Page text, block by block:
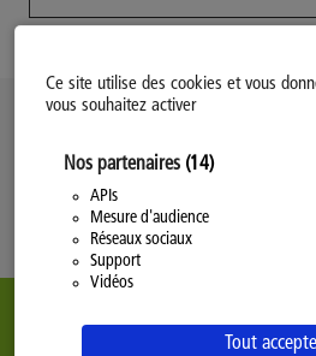
Ce site utilise des cookies et vous
vous souhaitez activer
Nos partenaires (14)
APIs
Mesure d'audience
Réseaux sociaux
Support
Vidéos
Tout
Modifiez votre consentement
Politique Générale de